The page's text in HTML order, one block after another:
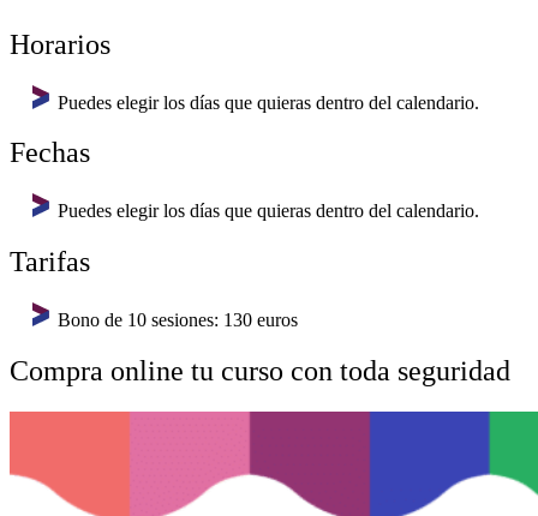
Horarios
Puedes elegir los días que quieras dentro del calendario.
Fechas
Puedes elegir los días que quieras dentro del calendario.
Tarifas
Bono de 10 sesiones: 130 euros
Compra online tu curso con toda seguridad